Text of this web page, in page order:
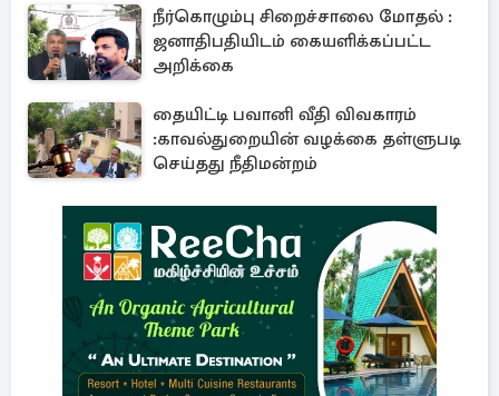
நீர்கொழும்பு சிறைச்சாலை மோதல் :
ஜனாதிபதியிடம் கையளிக்கப்பட்ட
அறிக்கை
தையிட்டி பவானி வீதி விவகாரம்
:காவல்துறையின் வழக்கை தள்ளுபடி
செய்தது நீதிமன்றம்